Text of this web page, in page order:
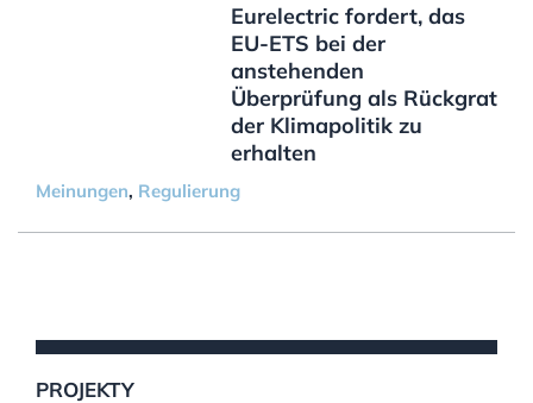
Eurelectric fordert, das
EU-ETS bei der
anstehenden
Überprüfung als Rückgrat
der Klimapolitik zu
erhalten
Meinungen, Regulierung
PROJEKTY